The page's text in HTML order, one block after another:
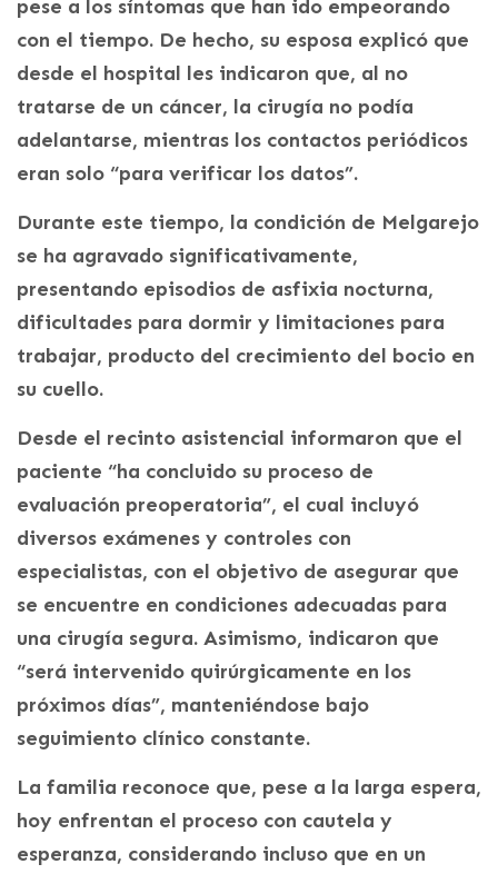
pese a los síntomas que han ido empeorando
con el tiempo. De hecho, su esposa explicó que
desde el hospital les indicaron que, al no
tratarse de un cáncer, la cirugía no podía
adelantarse, mientras los contactos periódicos
eran solo “para verificar los datos”.
Durante este tiempo, la condición de Melgarejo
se ha agravado significativamente,
presentando episodios de asfixia nocturna,
dificultades para dormir y limitaciones para
trabajar, producto del crecimiento del bocio en
su cuello.
Desde el recinto asistencial informaron que el
paciente “ha concluido su proceso de
evaluación preoperatoria”, el cual incluyó
diversos exámenes y controles con
especialistas, con el objetivo de asegurar que
se encuentre en condiciones adecuadas para
una cirugía segura. Asimismo, indicaron que
“será intervenido quirúrgicamente en los
próximos días”, manteniéndose bajo
seguimiento clínico constante.
La familia reconoce que, pese a la larga espera,
hoy enfrentan el proceso con cautela y
esperanza, considerando incluso que en un